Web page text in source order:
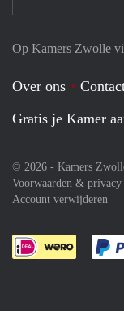
Op Kamers Zwolle
Over ons
Gratis je Kamer
© 2026 - Kamers
Voorwaarden & privacy
Account verwijderen